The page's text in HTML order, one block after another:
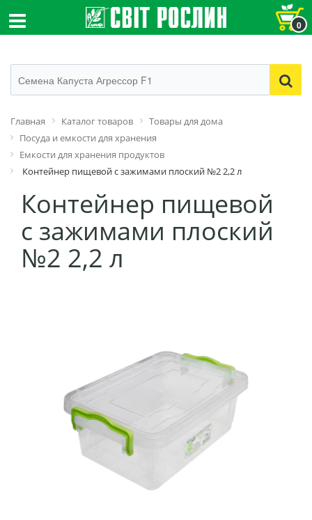
0
Главная Каталог товаров
Товары для дома
Посуда и емкости для хранения
Емкости для хранения продуктов
Контейнер пищевой с зажимами плоский №2 2,2 л
Контейнер пищевой
с зажимами плоский
№2 2,2 л